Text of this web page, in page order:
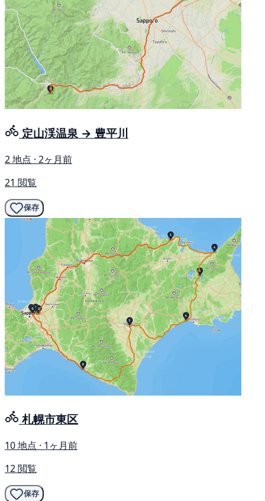
定山渓温泉 → 豊平川
2 地点 · 2ヶ月前
21 閲覧
保存
札幌市東区
10 地点 · 1ヶ月前
12 閲覧
保存